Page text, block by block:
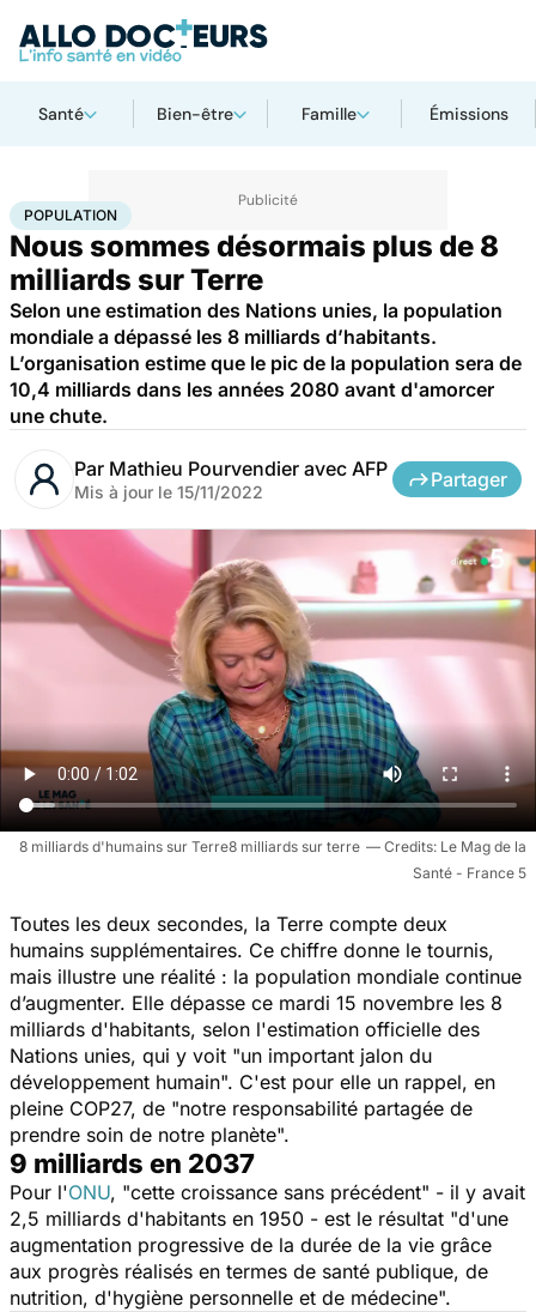
Santé Bien-être Famille Émissions
Accueil SantéSociété
POPULATION
Nous sommes désormais plus de 8
milliards sur Terre
Selon une estimation des Nations unies, la population
mondiale a dépassé les 8 milliards d’habitants.
L’organisation estime que le pic de la population sera de
10,4 milliards dans les années 2080 avant d'amorcer
une chute.
Par Mathieu Pourvendier avec AFP
Mis à jour le 15/11/2022
Partager
8 milliards d'humains sur Terre8 milliards sur terre
Le Mag de la
Santé - France 5
Toutes les deux secondes, la Terre compte deux
humains supplémentaires. Ce chiffre donne le tournis,
mais illustre une réalité : la population mondiale continue
d’augmenter. Elle dépasse ce mardi 15 novembre les 8
milliards d'habitants, selon l'estimation officielle des
Nations unies, qui y voit "un important jalon du
développement humain". C'est pour elle un rappel, en
pleine COP27, de "notre responsabilité partagée de
prendre soin de notre planète".
9 milliards en 2037
Pour l'ONU, "cette croissance sans précédent" - il y avait
2,5 milliards d'habitants en 1950 - est le résultat "d'une
augmentation progressive de la durée de la vie grâce
aux progrès réalisés en termes de santé publique, de
nutrition, d'hygiène personnelle et de médecine".